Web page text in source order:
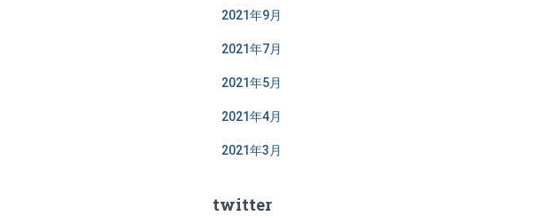
2021年9月
2021年7月
2021年5月
2021年4月
2021年3月
twitter